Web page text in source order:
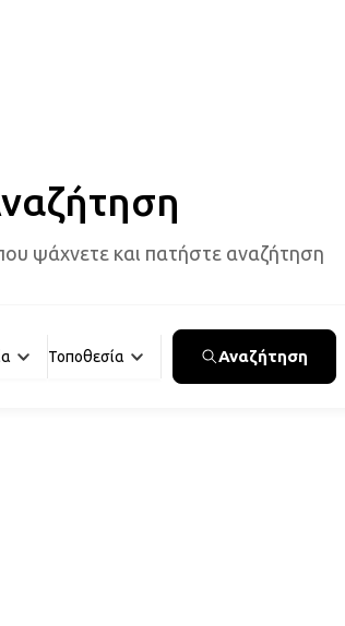
ψάχνετε και πατήστε αναζήτηση
Τοποθεσία Αναζήτηση